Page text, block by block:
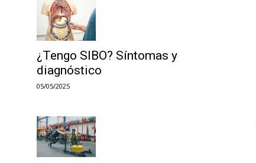
¿Tengo SIBO? Síntomas y
diagnóstico
05/05/2025